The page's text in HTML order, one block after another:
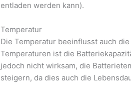
entladen werden kann).
Temperatur
Die Temperatur beeinflusst auch
Temperaturen ist die
jedoch nicht wirksam, die
steigern, da dies auch die